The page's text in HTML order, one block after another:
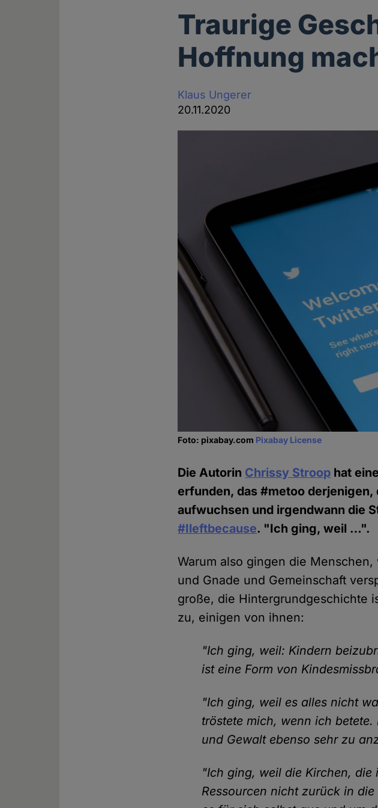
Traurige
Hoffnung
Klaus Ungerer
20.11.2020
Foto: pixabay.com Pixabay License
Die Autorin Chrissy Stroop hat
erfunden, das #metoo
aufwuchsen und irgendwann die
#Ileftbecause. "Ich ging, weil …".
Warum also gingen die
und Gnade und Gemeinschaft
große, die Hintergrundgeschichte
zu, einigen von ihnen:
"Ich ging, weil: Kindern
ist eine Form von
"Ich ging, weil es alles nicht
tröstete mich, wenn ich
und Gewalt ebenso sehr zu
"Ich ging, weil die Kirchen,
Ressourcen nicht zurück in